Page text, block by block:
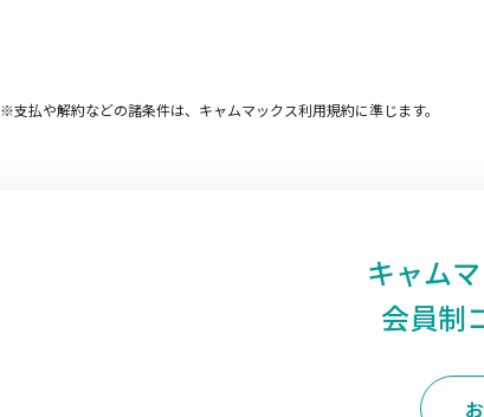
※支払や解約などの諸条件は、キャムマックス利用規約に準じます。
キャム
会員制